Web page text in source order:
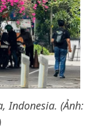
Indonesia. (Ảnh: